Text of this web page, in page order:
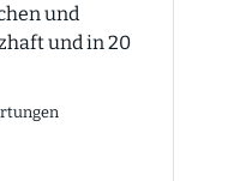
und
und in 20